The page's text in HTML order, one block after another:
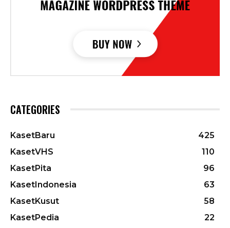
CATEGORIES
KasetBaru
425
KasetVHS
110
KasetPita
96
KasetIndonesia
63
KasetKusut
58
KasetPedia
22